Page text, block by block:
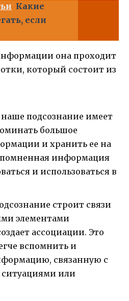
Какие
если
она проходит
который состоит из
подсознание имеет
большое
и хранить ее на
информация
и использоваться в
строит связи
элементами
ассоциации. Это
вспомнить и
связанную с
или